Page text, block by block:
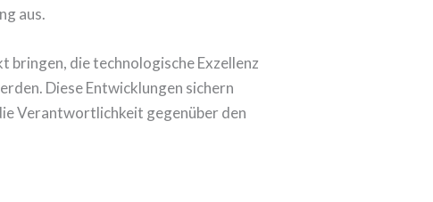
aus.
die technologische Exzellenz
Diese Entwicklungen sichern
Verantwortlichkeit gegenüber den